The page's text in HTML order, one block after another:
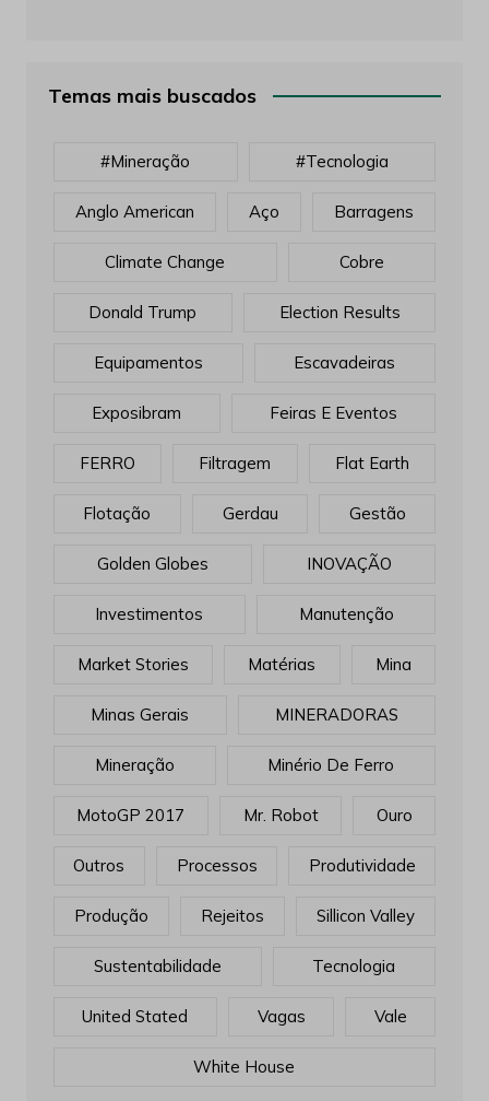
Temas mais buscados
#mineração #tecnologia
Anglo American Aço Barragens
Climate Change Cobre
Donald Trump Election Results
Equipamentos Escavadeiras
Exposibram Feiras E Eventos
FERRO Filtragem Flat Earth
Flotação Gerdau Gestão
Golden Globes INOVAÇÃO
Investimentos Manutenção
Market Stories Matérias Mina
Minas Gerais MINERADORAS
Mineração Minério De Ferro
MotoGP 2017 Mr. Robot Ouro
Outros Processos Produtividade
Produção Rejeitos Sillicon Valley
Sustentabilidade Tecnologia
United Stated Vagas Vale
White House